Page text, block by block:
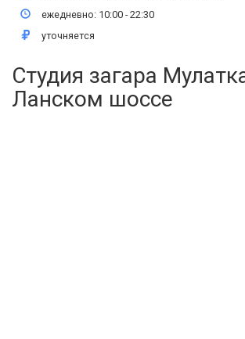
ежедневно: 10:00 - 22:30
уточняется
Студия загара
Ланском шоссе